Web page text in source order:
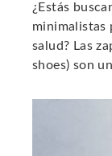
¿Estás
minimalistas
salud? Las
shoes) son